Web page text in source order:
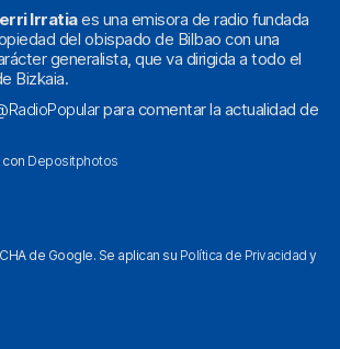
Irratiaes una emisora de radio fundada
del obispado de Bilbao con una
generalista, que va dirigida a todo el
Bizkaia.
para comentar la actualidad de
Depositphotos
de Google. Se aplican su Política de Privacidad y